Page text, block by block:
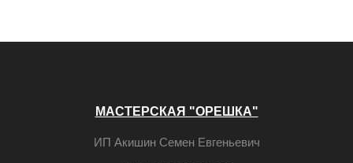
МАСТЕРСКАЯ "ОРЕШКА"
ИП Акишин Семен Евгеньевич